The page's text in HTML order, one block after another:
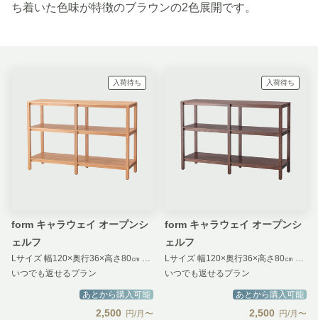
ち着いた色味が特徴のブラウンの2色展開です。
入荷待ち
form キャラウェイ オープンシ
ェルフ
Lサイズ 幅120×奥行36×高さ80㎝ ナチュラル
いつでも返せるプラン
あとから購入可能
2,500 円/月〜
入荷待ち
form キャラウェイ オープンシ
ェルフ
Lサイズ 幅120×奥行36×高さ80㎝ ブラウン
いつでも返せるプラン
あとから購入可能
2,500 円/月〜